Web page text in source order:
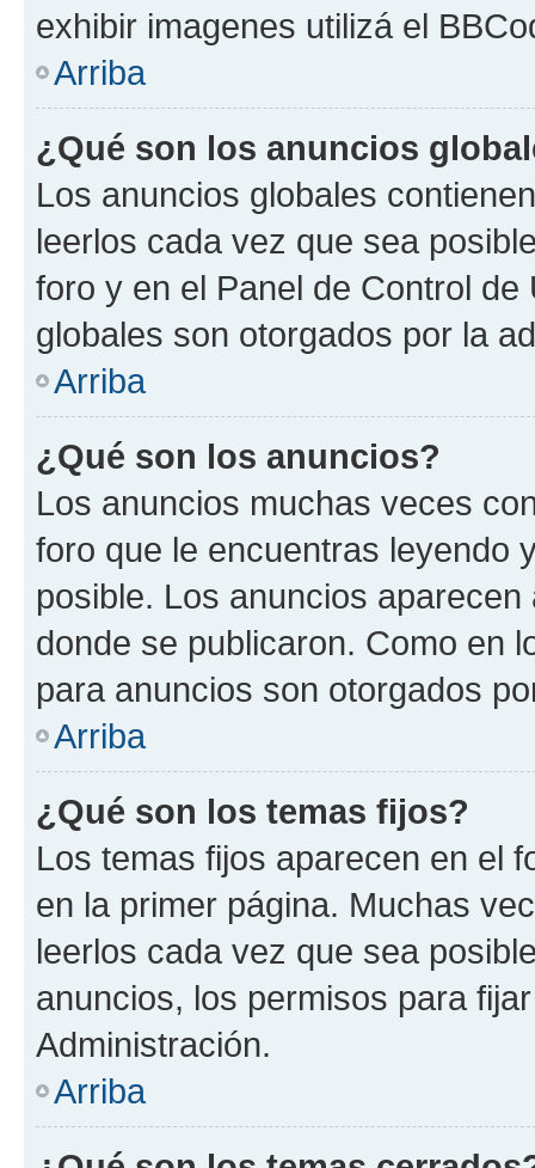
exhibir imagenes utilizá el
Arriba
¿Qué son los anuncios
Los anuncios globales
leerlos cada vez que sea
foro y en el Panel de Control
globales son otorgados por la
Arriba
¿Qué son los anuncios?
Los anuncios muchas veces
foro que le encuentras leyendo
posible. Los anuncios
donde se publicaron. Como en
para anuncios son otorgados
Arriba
¿Qué son los temas fijos?
Los temas fijos aparecen en el
en la primer página. Muchas
leerlos cada vez que sea
anuncios, los permisos para
Administración.
Arriba